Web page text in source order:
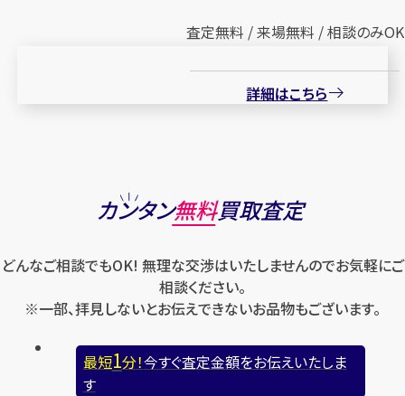
査定無料 / 来場無料 / 相談のみOK
詳細はこちら
カンタン無料買取査定
どんなご相談でもOK! 無理な交渉はいたしませんのでお気軽にご
相談ください。
※一部、拝見しないとお伝えできないお品物もございます。
最短1分！今すぐ査定金額をお伝えいたしま
す